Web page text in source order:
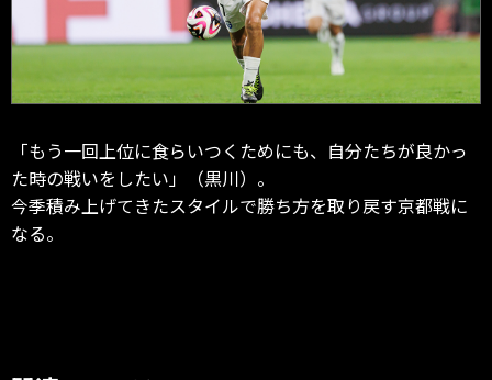
「もう一回上位に食らいつくためにも、自分たちが良かっ
た時の戦いをしたい」（黒川）。
今季積み上げてきたスタイルで勝ち方を取り戻す京都戦に
なる。